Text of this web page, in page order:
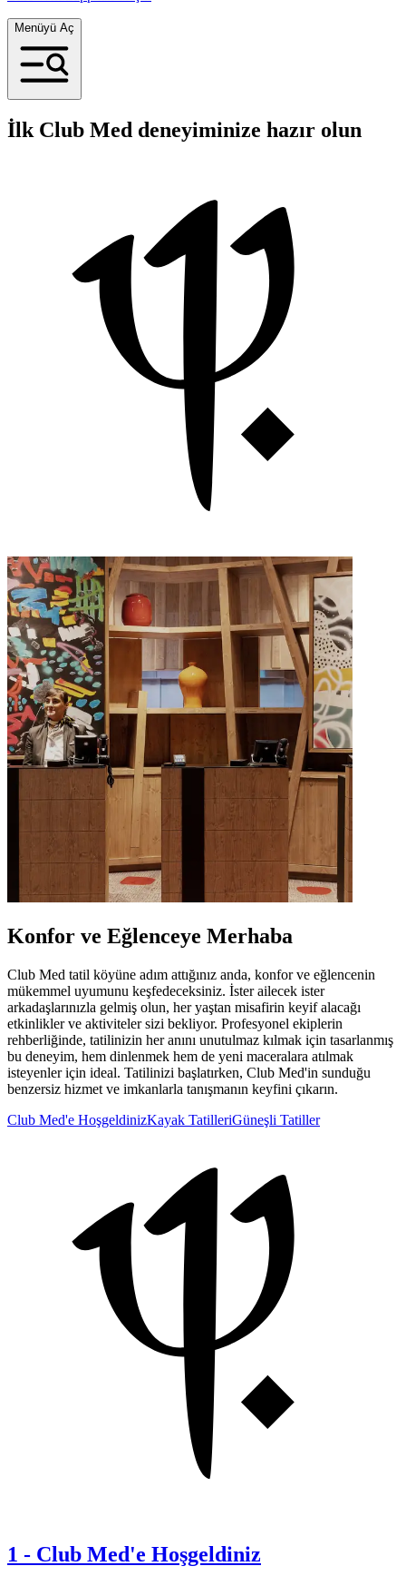
Menüyü Aç
İlk Club Med deneyiminize hazır olun
Konfor ve Eğlenceye Merhaba
Club Med tatil köyüne adım attığınız anda, konfor ve eğlencenin
mükemmel uyumunu keşfedeceksiniz. İster ailecek ister
arkadaşlarınızla gelmiş olun, her yaştan misafirin keyif alacağı
etkinlikler ve aktiviteler sizi bekliyor. Profesyonel ekiplerin
rehberliğinde, tatilinizin her anını unutulmaz kılmak için tasarlanmış
bu deneyim, hem dinlenmek hem de yeni maceralara atılmak
isteyenler için ideal. Tatilinizi başlatırken, Club Med'in sunduğu
benzersiz hizmet ve imkanlarla tanışmanın keyfini çıkarın.
Club Med'e HoşgeldinizKayak TatilleriGüneşli Tatiller
1 - Club Med'e Hoşgeldiniz